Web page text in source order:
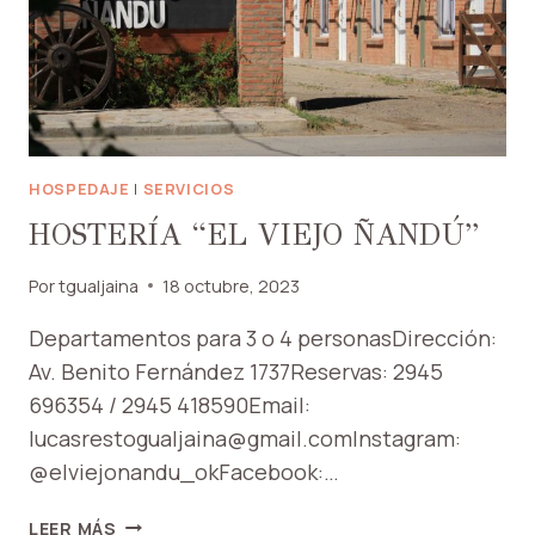
HOSPEDAJE | SERVICIOS
HOSTERÍA “EL VIEJO ÑANDÚ”
Portgualjaina 18 octubre, 2023
Departamentos para 3 o 4 personasDirección:
Av. Benito Fernández 1737Reservas: 2945
696354 / 2945 418590Email:
lucasrestogualjaina@gmail.comInstagram:
@elviejonandu_okFacebook:…
LEER MÁS HOSTERÍA